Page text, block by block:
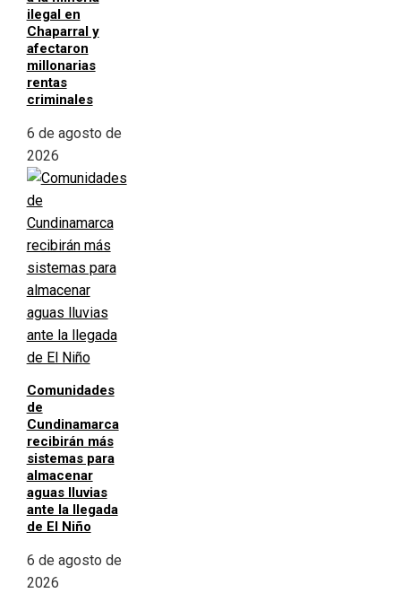
ilegal en
Chaparral y
afectaron
millonarias
rentas
criminales
6 de agosto de
2026
Comunidades
de
Cundinamarca
recibirán más
sistemas para
almacenar
aguas lluvias
ante la llegada
de El Niño
6 de agosto de
2026